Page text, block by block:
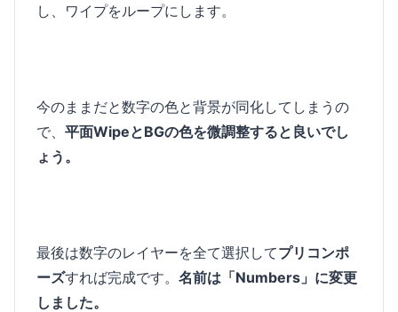
し、ワイプをループにします。
今のままだと数字の色と背景が同化してしまうの
で、 平面WipeとBGの色を微調整すると良いでし
ょう。
最後は数字のレイヤーを全て選択してプリコンポ
ーズすれば完成です。 名前は「Numbers」に変更
しました。